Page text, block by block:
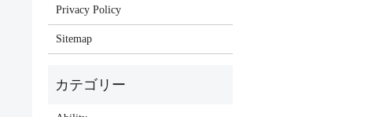
Privacy Policy
Sitemap